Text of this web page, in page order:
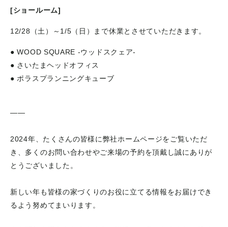
[ショールーム]
12/28（土）～1/5（日）まで休業とさせていただきます。
● WOOD SQUARE -ウッドスクェア-
● さいたまヘッドオフィス
● ポラスプランニングキューブ
——
2024年、たくさんの皆様に弊社ホームページをご覧いただ
き、多くのお問い合わせやご来場の予約を頂戴し誠にありが
とうございました。
新しい年も皆様の家づくりのお役に立てる情報をお届けでき
るよう努めてまいります。